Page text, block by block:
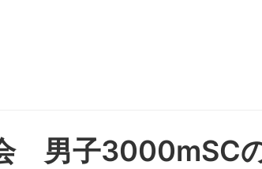
男子3000mSC